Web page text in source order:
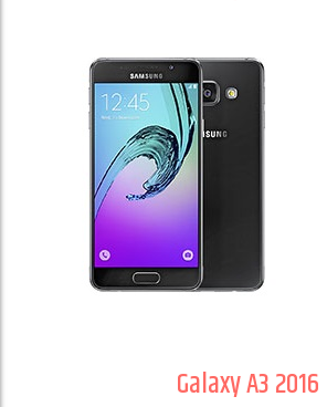
Galaxy A3 2016